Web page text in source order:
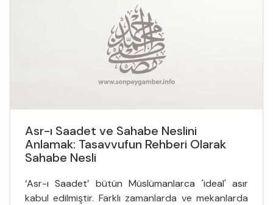
Asr-ı Saadet ve Sahabe Neslini
Anlamak: Tasavvufun Rehberi Olarak
Sahabe Nesli
‘Asr-ı Saadet’ bütün Müslümanlarca 'ideal' asır
kabul edilmiştir. Farklı zamanlarda ve mekanlarda